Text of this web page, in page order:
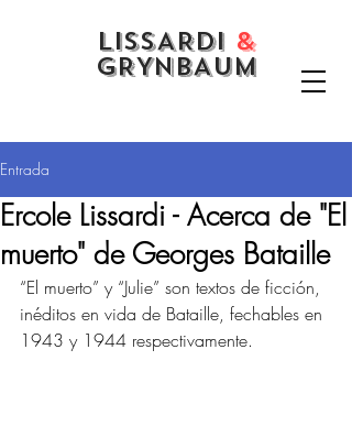
LISSARDI &
GRYNBAUM
Entrada
Ercole Lissardi - Acerca de "El
muerto" de Georges Bataille
“El muerto” y “Julie” son textos de ficción,
inéditos en vida de Bataille, fechables en
1943 y 1944 respectivamente.